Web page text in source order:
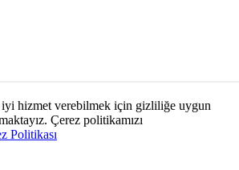
iyi hizmet verebilmek için gizliliğe uygun
Çerez politikamızı
Politikası